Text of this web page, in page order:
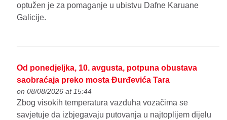
optužen je za pomaganje u ubistvu Dafne Karuane
Galicije.
Od ponedjeljka, 10. avgusta, potpuna obustava
saobraćaja preko mosta Đurđevića Tara
on 08/08/2026 at 15:44
Zbog visokih temperatura vazduha vozačima se
savjetuje da izbjegavaju putovanja u najtoplijem dijelu